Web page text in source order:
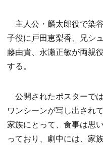
主人公・麟太郎役で染
子役に戸田恵梨香、兄シ
藤由貴、永瀬正敏が両親
する。
公開されたポスターで
ワンシーンが写し出され
家族にとって、食事は思
っており、劇中には、家